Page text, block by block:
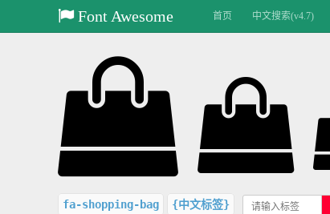
Font Awesome 首页 中文搜索(v4.7)
fa-shopping-bag {中文标签}